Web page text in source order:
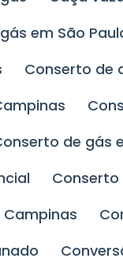
em São
Conserto
Conserto de gás
Campinas